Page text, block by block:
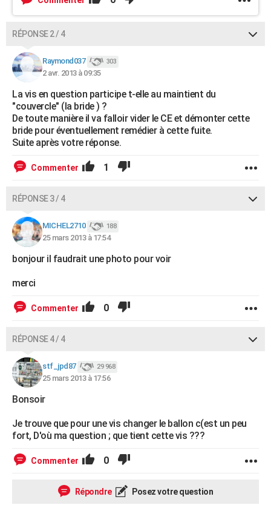
RÉPONSE 2 / 4
Raymond037 303
2 avr. 2013 à 09:35
La vis en question participe t-elle au maintient du
"couvercle" (la bride ) ?
De toute manière il va falloir vider le CE et démonter cette
bride pour éventuellement remédier à cette fuite.
Suite après votre réponse.
Commenter 1
RÉPONSE 3 / 4
MICHEL2710 188
25 mars 2013 à 17:54
bonjour il faudrait une photo pour voir
merci
Commenter 0
RÉPONSE 4 / 4
stf_jpd87 29 968
25 mars 2013 à 17:56
Bonsoir
Je trouve que pour une vis changer le ballon c(est un peu
fort, D'où ma question ; que tient cette vis ???
Commenter 0
Répondre Posez votre question